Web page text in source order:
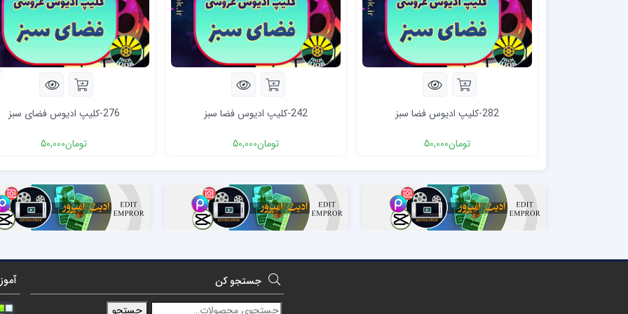
282-کلیپ ادیوس فضا سبز
تومان50,000
242-کلیپ ادیوس فضا سبز
تومان50,000
276-کلیپ ادیوس فضای سبز
تومان50,000
جستجو کن
جستجو